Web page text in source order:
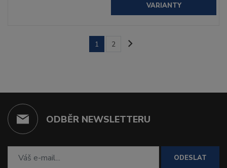
VARIANTY
1 2
ODBĚR NEWSLETTERU
ODESLAT